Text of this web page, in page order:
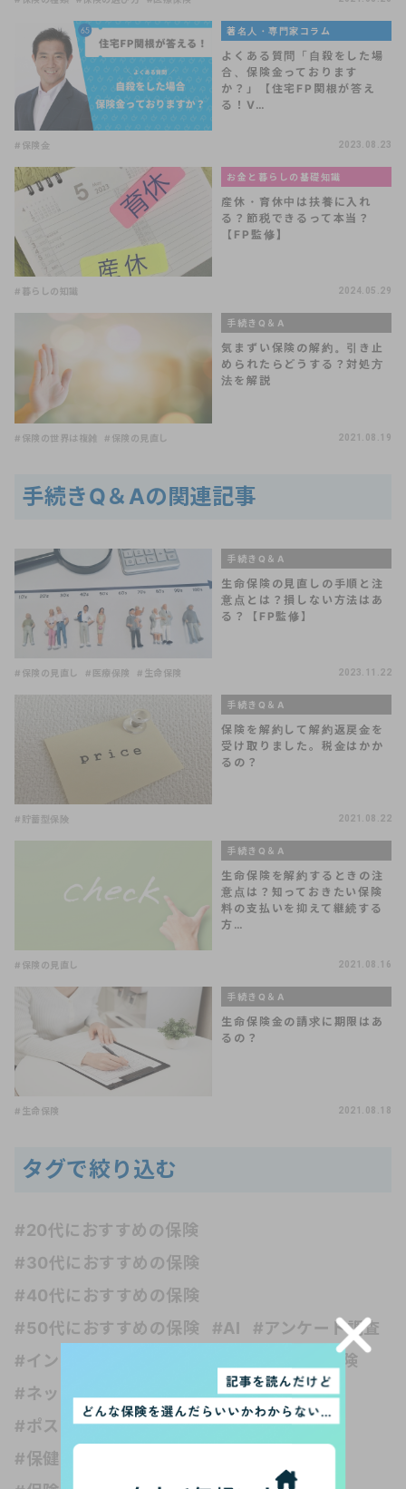
著名人・専門家コラム
よくある質問「自殺をした場
合、保険金っております
か？」【住宅FP関根が答え
る！V…
#保険金 2023.08.23
お金と暮らしの基礎知識
産休・育休中は扶養に入れ
る？節税できるって本当？
【FP監修】
#暮らしの知識 2024.05.29
手続きQ＆A
気まずい保険の解約。引き止
められたらどうする？対処方
法を解説
#保険の世界は複雑 #保険の見直し 2021.08.19
手続きQ＆Aの関連記事
手続きQ＆A
生命保険の見直しの手順と注
意点とは？損しない方法はあ
る？【FP監修】
#保険の見直し #医療保険 #生命保険 2023.11.22
手続きQ＆A
保険を解約して解約返戻金を
受け取りました。税金はかか
るの？
#貯蓄型保険 2021.08.22
手続きQ＆A
生命保険を解約するときの注
意点は？知っておきたい保険
料の支払いを抑えて継続する
方…
#保険の見直し 2021.08.16
手続きQ＆A
生命保険金の請求に期限はあ
るの？
#生命保険 2021.08.18
タグで絞り込む
#20代におすすめの保険
#30代におすすめの保険
#40代におすすめの保険
#50代におすすめの保険
#AI
#アンケート調査
#インシュアテック
#がん保険
#ネット保険
#フリーランス
#ペット保険
#ポスト・ホケニズムの生活考
#介護保険
#保健の種類